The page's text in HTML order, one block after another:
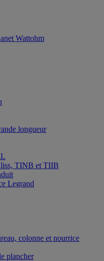
Wattohm
longueur
TINB et TIIB
Legrand
colonne et nourrice
plancher